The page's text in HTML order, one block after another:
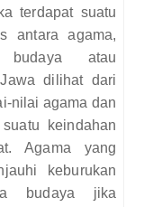
terdapat suatu
antara agama,
budaya atau
dilihat dari
nilai agama dan
keindahan
Agama yang
keburukan
budaya jika